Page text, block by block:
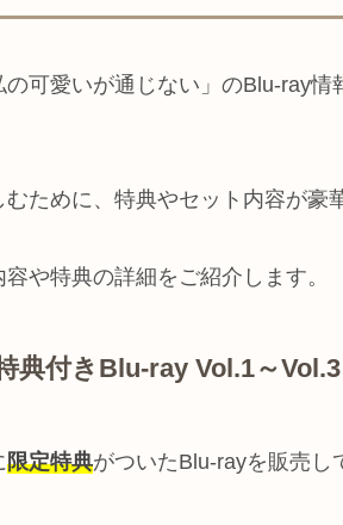
可愛いが通じない」のBlu-ray
ために、特典やセット内容が豪
や特典の詳細をご紹介します。
典付きBlu-ray Vol.1～Vol.3
限定特典がついたBlu-rayを販売し